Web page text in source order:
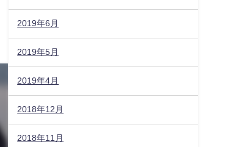
2019年6月
2019年5月
2019年4月
2018年12月
2018年11月